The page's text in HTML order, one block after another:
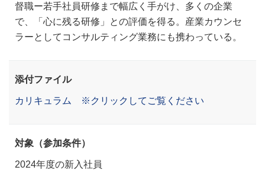
督職ー若手社員研修まで幅広く手がけ、多くの企業
で、「心に残る研修」との評価を得る。産業カウンセ
ラーとしてコンサルティング業務にも携わっている。
添付ファイル
カリキュラム ※クリックしてご覧ください
対象（参加条件）
2024年度の新入社員